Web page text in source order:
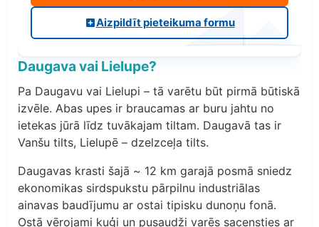
Aizpildīt pieteikuma formu
Daugava vai Lielupe?
Pa Daugavu vai Lielupi – tā varētu būt pirmā būtiskā
izvēle. Abas upes ir braucamas ar buru jahtu no
ietekas jūrā līdz tuvākajam tiltam. Daugavā tas ir
Vanšu tilts, Lielupē – dzelzceļa tilts.
Daugavas krasti šajā ~ 12 km garajā posmā sniedz
ekonomikas sirdspukstu pārpilnu industriālas
ainavas baudījumu ar ostai tipisku dunoņu fonā.
Ostā vērojami kuģi un pusaudži varēs sacensties ar